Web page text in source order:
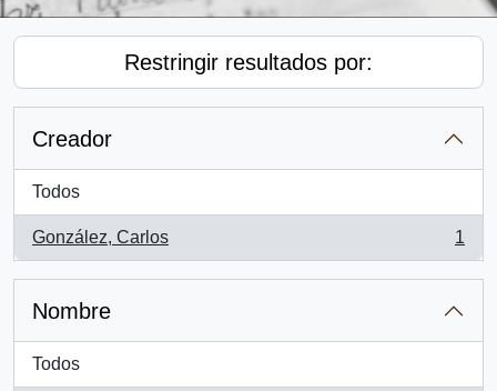
Restringir resultados por:
Creador
Todos
González, Carlos
, 1 resultados
1
Nombre
Todos